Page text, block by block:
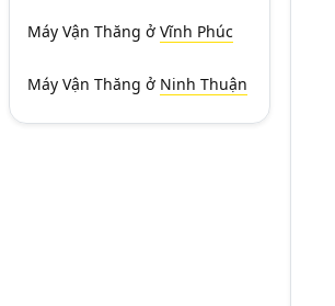
Máy Vận Thăng ở Vĩnh Phúc
Máy Vận Thăng ở Ninh Thuận